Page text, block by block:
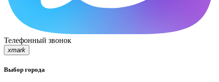
Телефонный звонок
xmark
Выбор города